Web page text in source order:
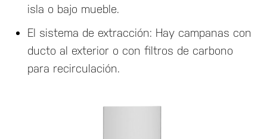
isla o bajo mueble.
El sistema de extracción: Hay campanas con
ducto al exterior o con filtros de carbono
para recirculación.